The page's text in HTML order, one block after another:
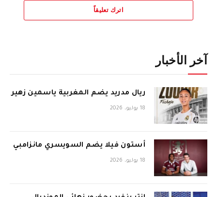
اترك تعليقاً
آخر الأخبار
ريال مدريد يضم المغربية ياسمين زهير
18 يوليو، 2026
أستون فيلا يضم السويسري مانزامبي
18 يوليو، 2026